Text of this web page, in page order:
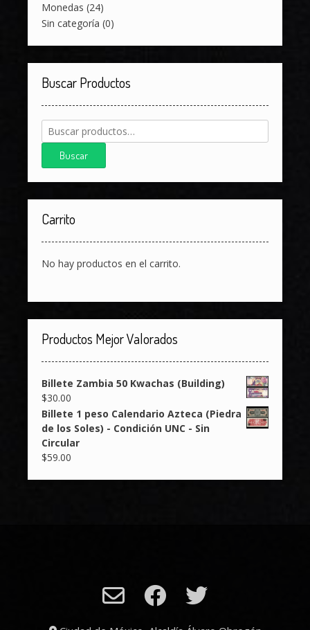
Monedas (24)
Sin categoría (0)
Buscar Productos
Buscar
por:
Buscar
Carrito
No hay productos en el carrito.
Productos Mejor Valorados
Billete Zambia 50 Kwachas (Building)
$30.00
Billete 1 peso Calendario Azteca (Piedra
de los Soles) - Condición UNC - Sin
Circular
$59.00